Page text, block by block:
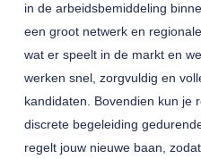
in de arbeidsbemiddeling
een groot netwerk en
wat er speelt in de markt en
werken snel, zorgvuldig en
kandidaten. Bovendien kun je
discrete begeleiding
regelt jouw nieuwe baan,